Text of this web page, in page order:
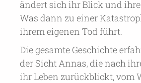
ändert sich ihr Blick und
Was dann zu einer
ihrem eigenen Tod führt.
Die gesamte Geschichte
der Sicht Annas, die nach
ihr Leben zurückblickt, vom